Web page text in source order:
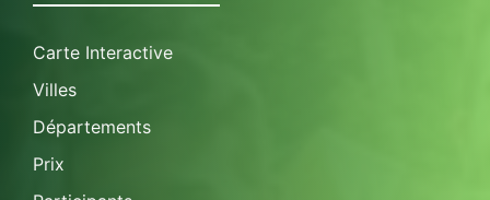
Carte Interactive
Villes
Départements
Prix